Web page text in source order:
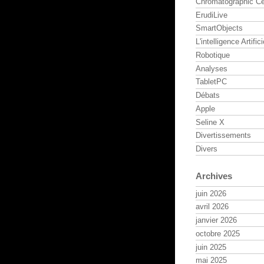
ErudiLive
SmartObjects
L'intelligence
Robotique
Analyses
TabletPC
Débats
Apple
Seline X
Divertissements
Divers
Archives
juin 2026
avril 2026
janvier 2026
octobre 2025
juin 2025
mai 2025